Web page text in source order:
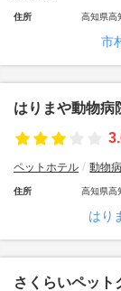
住所 高知県高
市
はりまや動物病
ペットホテル 動物
住所 高知県高
はり
さくらいペット